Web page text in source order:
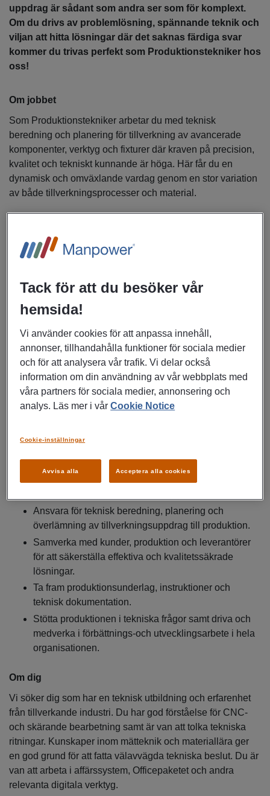
uppdrag är sådant som andra ser som för komplext.
Om du drivs av problemlösning, spännande teknik och
viljan att hitta lösningar där det saknas färdiga svar
kommer du trivas perfekt som Produktionstekniker hos
oss!
Om jobbet
Som Produktionstekniker arbetar du med teknisk
beredning och planering för tillverkning av avancerade
komponenter, verktyg och fixturer där kraven på precision,
kvalitet och tekniskt kunnande är höga. Här får du en
dynamisk och omväxlande vardag genom en stor variation
av både tillverkningsprocesser och material.
delaktig genom hela processen, från kundförfrågan och
beredning till färdig leverans. Det ger dig både stort
resultat som levereras till kund.
I nära samarbete med kunder, produktion och leverantörer
säkerställer du kvalitet, leveransprecision och en effektiv
produktion. Merparten av tillverkningen sker i vår egen
maskinverkstad i Skultuna, men vi köper även processer
externt.
Exempel på arbetsuppgifter:
genomföra operationsberedning och
Ansvara för teknisk beredning, planering och
överlämning av tillverkningsuppdrag till produktion.
Samverka med kunder, produktion och leverantörer
för att säkerställa effektiva och kvalitetssäkrade
lösningar.
Ta fram produktionsunderlag, instruktioner och
teknisk dokumentation.
Stötta produktionen i tekniska frågor samt driva och
medverka i förbättnings-och utvecklingsarbete i hela
organisationen.
Om dig
Vi söker dig som har en teknisk utbildning och erfarenhet
från tillverkande industri. Du har god förståelse för CNC-
och skärande bearbetning samt är van att tolka tekniska
ritningar. Kunskaper inom mätteknik och materiallära ger
en god grund för att fatta välavvägda tekniska beslut. Du är
van att arbeta i affärssystem, Officepaketet och andra
relevanta digitala verktyg.
Tack för att du besöker vår
hemsida!
Vi använder cookies för att anpassa innehåll,
annonser, tillhandahålla funktioner för sociala medier
och för att analysera vår trafik. Vi delar också
information om din användning av vår webbplats med
våra partners för sociala medier, annonsering och
analys. Läs mer i vårCookie Notice
Avvisa alla Acceptera alla cookies
Cookie-inställningar